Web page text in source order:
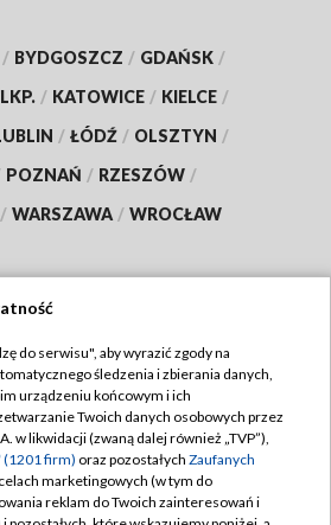
/ BYDGOSZCZ / GDAŃSK /
/ KATOWICE / KIELCE /
/ ŁÓDŹ / OLSZTYN /
POZNAŃ / RZESZÓW /
/ WARSZAWA / WROCŁAW
TVP
Regulamin TVP
prywatności
Moje zgody
do serwisu", aby wyrazić zgody na
śledzenia i zbierania danych,
urządzeniu końcowym i ich
Twoich danych osobowych przez
w likwidacji (zwaną dalej również „TVP”),
(1201 firm) oraz pozostałych Zaufanych
marketingowych (w tym do
reklam do Twoich zainteresowań i